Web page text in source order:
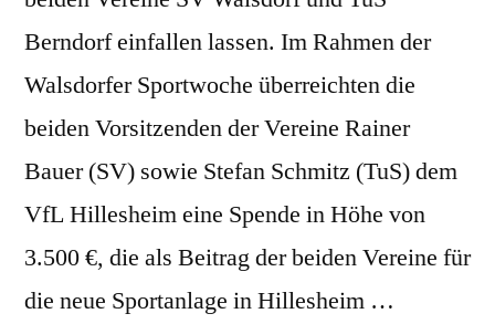
Berndorf einfallen lassen. Im Rahmen der
Walsdorfer Sportwoche überreichten die
beiden Vorsitzenden der Vereine Rainer
Bauer (SV) sowie Stefan Schmitz (TuS) dem
VfL Hillesheim eine Spende in Höhe von
3.500 €, die als Beitrag der beiden Vereine für
die neue Sportanlage in Hillesheim …